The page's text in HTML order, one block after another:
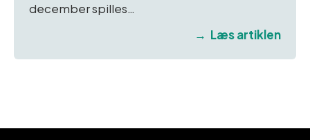
december spilles…
Læs artiklen